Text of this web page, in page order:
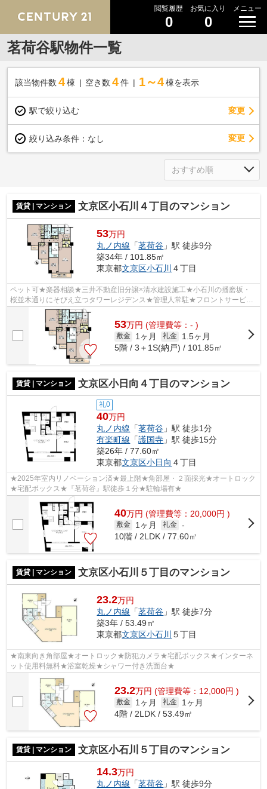
閲覧履歴
0
お気に入り
0
メニュー
茗荷谷駅物件一覧
該当物件数 4棟 空き数 4 件 1～4 棟を表示
駅で絞り込む 変更
絞り込み条件： なし 変更
賃貸 | マンション 文京区小石川４丁目のマンション
53万円
丸ノ内線 「茗荷谷 」駅 徒歩9分
築34年 / 101.85㎡
東京都文京区小石川 ４丁目
ペット可★楽器相談★三井不動産旧分譲×清水建設施工★小石川の播磨坂・
桜並木通りにそびえ立つタワーレジデンス★管理人常駐★フロントサービス
★共有施設充実★
53万円 (管理費等：- )
敷金 1ヶ月 礼金
1.5ヶ月
5階 / 3＋1S(納戸) / 101.85㎡
賃貸 | マンション 文京区小日向４丁目のマンション
礼0
40万円
丸ノ内線 「茗荷谷 」駅 徒歩1分
有楽町線 「護国寺 」駅 徒歩15分
築26年 / 77.60㎡
東京都文京区小日向 ４丁目
★2025年室内リノベーション済★最上階★角部屋・２面採光★オートロック
★宅配ボックス★『茗荷谷』駅徒歩１分★駐輪場有★
40万円 (管理費等：20,000円 )
敷金 1ヶ月 礼金 -
10階 / 2LDK / 77.60㎡
賃貸 | マンション 文京区小石川５丁目のマンション
23.2万円
丸ノ内線 「茗荷谷 」駅 徒歩7分
築3年 / 53.49㎡
東京都文京区小石川 ５丁目
★南東向き角部屋★オートロック★防犯カメラ★宅配ボックス★インターネ
ット使用料無料★浴室乾燥★シャワー付き洗面台★
23.2万円 (管理費等：12,000円 )
敷金 1ヶ月 礼金
1ヶ月
4階 / 2LDK / 53.49㎡
賃貸 | マンション 文京区小石川５丁目のマンション
14.3万円
丸ノ内線 「茗荷谷 」駅 徒歩9分